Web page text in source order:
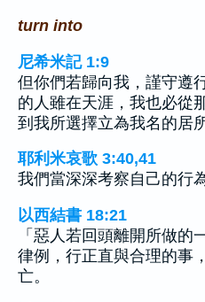
turn into
尼希米記 1:9
但你們若歸向我，謹守遵
的人雖在天涯，我也必從
到我所選擇立為我名的居
耶利米哀歌 3:40,41
我們當深深考察自己的行
以西結書 18:21
「惡人若回頭離開所做的
律例，行正直與合理的事
亡。